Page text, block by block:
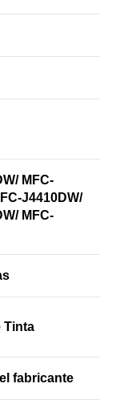
MFC-
J4410DW/
MFC-
Tinta
fabricante